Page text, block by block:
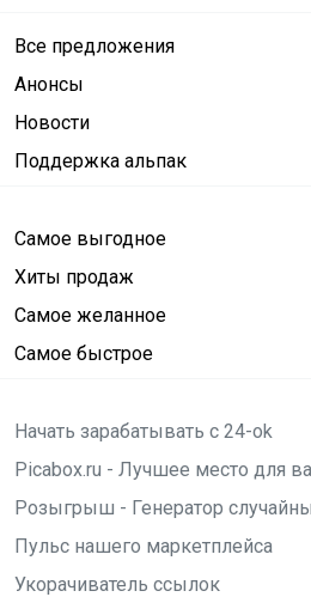
Все предложения
Анонсы
Новости
Поддержка альпак
Самое выгодное
Хиты продаж
Самое желанное
Самое быстрое
Начать зарабатывать с 24-ok
Picabox.ru - Лучшее место для
Розыгрыш - Генератор
Пульс нашего маркетплейса
Укорачиватель ссылок